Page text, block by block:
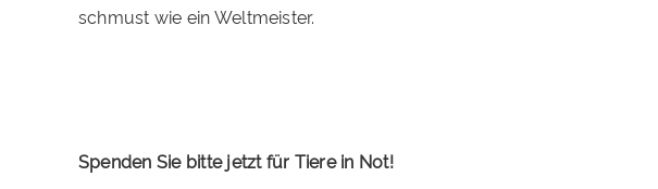
schmust wie ein Weltmeister.
Spenden Sie bitte jetzt für Tiere in Not!